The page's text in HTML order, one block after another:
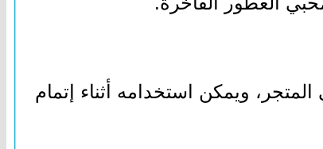
ويمكن استخدامه أثناء إتمام